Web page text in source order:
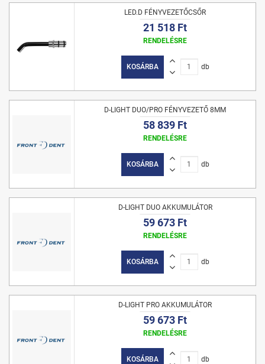
LED.D FÉNYVEZETŐCSŐR
21 518 Ft
RENDELÉSRE
KOSÁRBA db
D-LIGHT DUO/PRO FÉNYVEZETŐ 8MM
58 839 Ft
RENDELÉSRE
KOSÁRBA db
D-LIGHT DUO AKKUMULÁTOR
59 673 Ft
RENDELÉSRE
KOSÁRBA db
D-LIGHT PRO AKKUMULÁTOR
59 673 Ft
RENDELÉSRE
KOSÁRBA db